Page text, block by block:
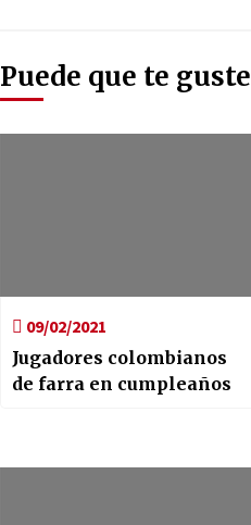
Puede que te guste
09/02/2021
Jugadores colombianos
de farra en cumpleaños